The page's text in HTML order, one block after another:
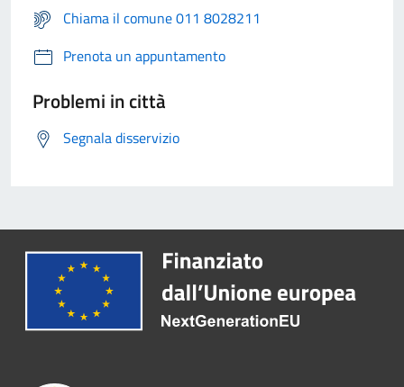
Chiama il comune 011 8028211
Prenota un appuntamento
Problemi in città
Segnala disservizio